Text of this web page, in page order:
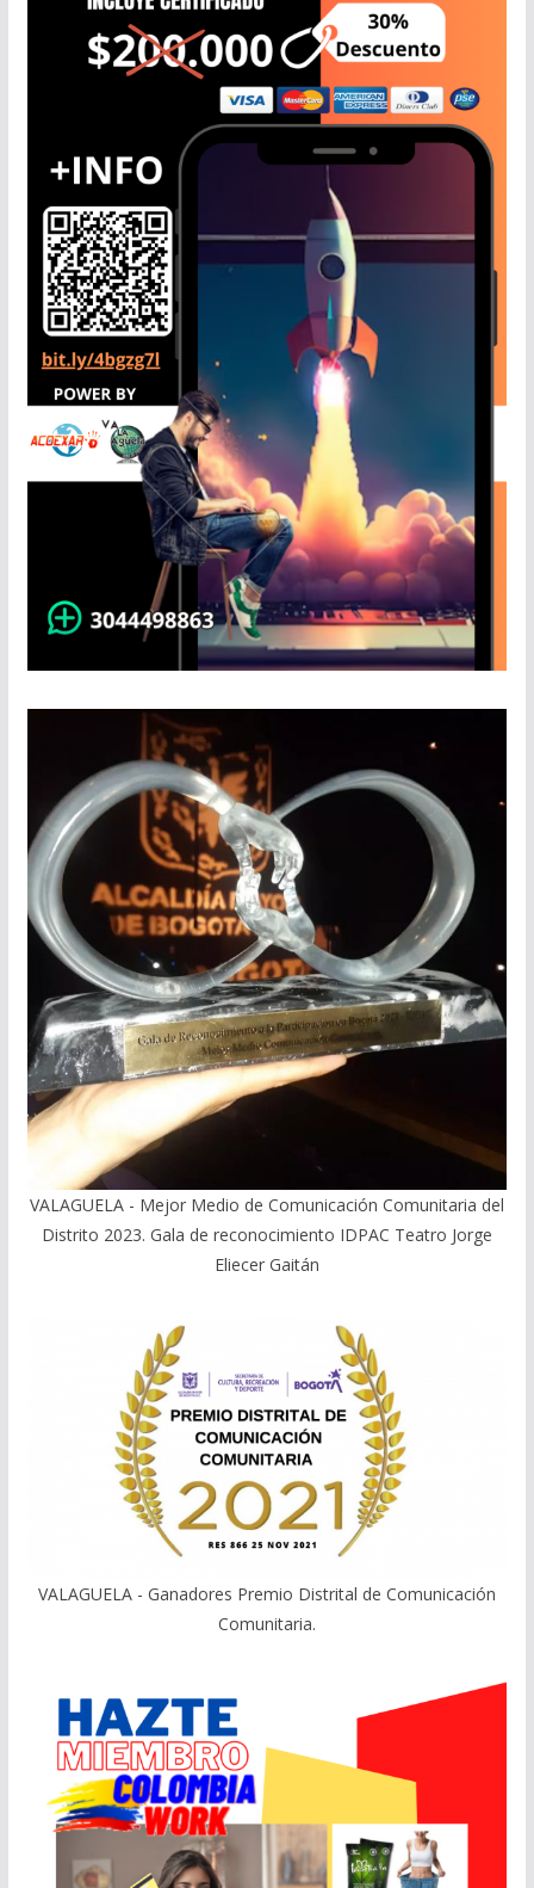
VALAGUELA - Mejor Medio de Comunicación Comunitaria del
Distrito 2023. Gala de reconocimiento IDPAC Teatro Jorge
Eliecer Gaitán
VALAGUELA - Ganadores Premio Distrital de Comunicación
Comunitaria.